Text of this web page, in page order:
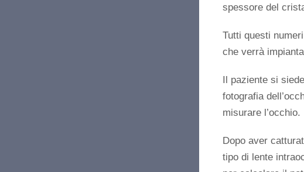
spessore del
Tutti questi
che verrà
Il paziente si
fotografia
misurare l’occhio.
Dopo aver
tipo di lente